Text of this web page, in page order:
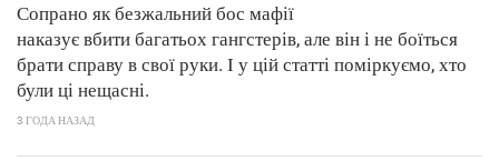
Сопрано як безжальний бос мафії
наказує вбити багатьох гангстерів, але він і не боїться
брати справу в свої руки. І у цій статті поміркуємо, хто
були ці нещасні.
3 ГОДА НАЗАД